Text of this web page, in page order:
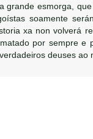
grande esmorga,
soamente
xa non volverá
por sempre e
deuses ao